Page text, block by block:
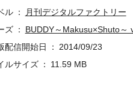
ル
月刊デジタルファクトリー
ズ
BUDDY～Makusu×Shuto～
配信開始日
2014/09/23
ルサイズ
11.59 MB